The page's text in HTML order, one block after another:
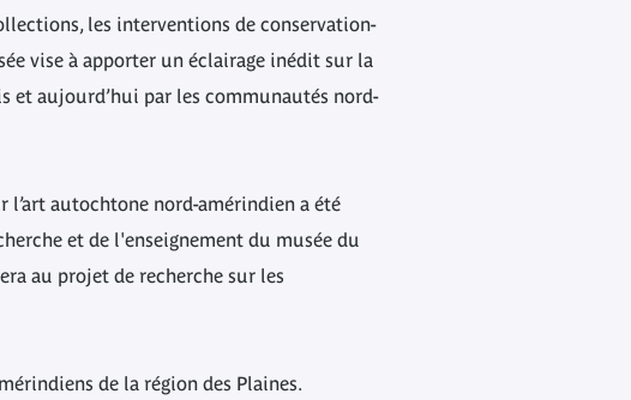
les interventions de conservation-
vise à apporter un éclairage inédit sur la
et aujourd’hui par les communautés nord-
l’art autochtone nord-amérindien a été
et de l'enseignement du musée du
au projet de recherche sur les
de la région des Plaines.